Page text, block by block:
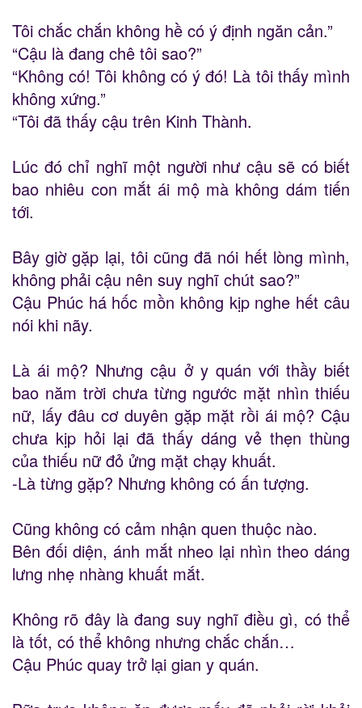
Tôi chắc chắn không hề có ý định ngăn cản.”
“Cậu là đang chê tôi sao?”
“Không có! Tôi không có ý đó! Là tôi thấy mình
không xứng.”
“Tôi đã thấy cậu trên Kinh Thành.
Lúc đó chỉ nghĩ một người như cậu sẽ có biết
bao nhiêu con mắt ái mộ mà không dám tiến
tới.
Bây giờ gặp lại, tôi cũng đã nói hết lòng mình,
không phải cậu nên suy nghĩ chút sao?”
Cậu Phúc há hốc mồn không kịp nghe hết câu
nói khi nãy.
Là ái mộ? Nhưng cậu ở y quán với thầy biết
bao năm trời chưa từng ngước mặt nhìn thiếu
nữ, lấy đâu cơ duyên gặp mặt rồi ái mộ? Cậu
chưa kịp hỏi lại đã thấy dáng vẻ thẹn thùng
của thiếu nữ đỏ ửng mặt chạy khuất.
-Là từng gặp? Nhưng không có ấn tượng.
Cũng không có cảm nhận quen thuộc nào.
Bên đối diện, ánh mắt nheo lại nhìn theo dáng
lưng nhẹ nhàng khuất mắt.
Không rõ đây là đang suy nghĩ điều gì, có thể
là tốt, có thể không nhưng chắc chắn…
Cậu Phúc quay trở lại gian y quán.